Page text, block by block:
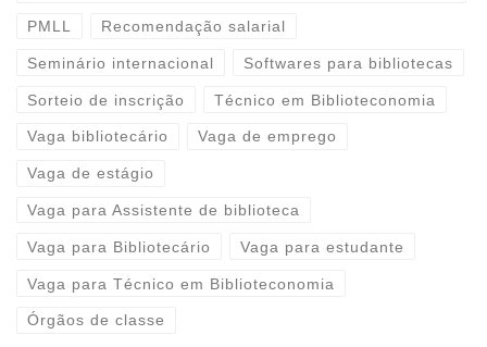
PMLL Recomendação salarial
Seminário internacional Softwares para bibliotecas
Sorteio de inscrição Técnico em Biblioteconomia
Vaga bibliotecário Vaga de emprego
Vaga de estágio
Vaga para Assistente de biblioteca
Vaga para Bibliotecário Vaga para estudante
Vaga para Técnico em Biblioteconomia
Órgãos de classe